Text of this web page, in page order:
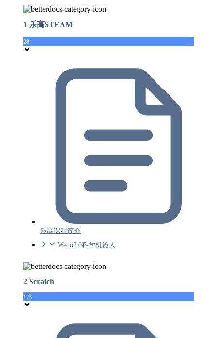
1 乐高STEAM
28
乐高课程简介
Wedo2.0科学机器人
2 Scratch
176